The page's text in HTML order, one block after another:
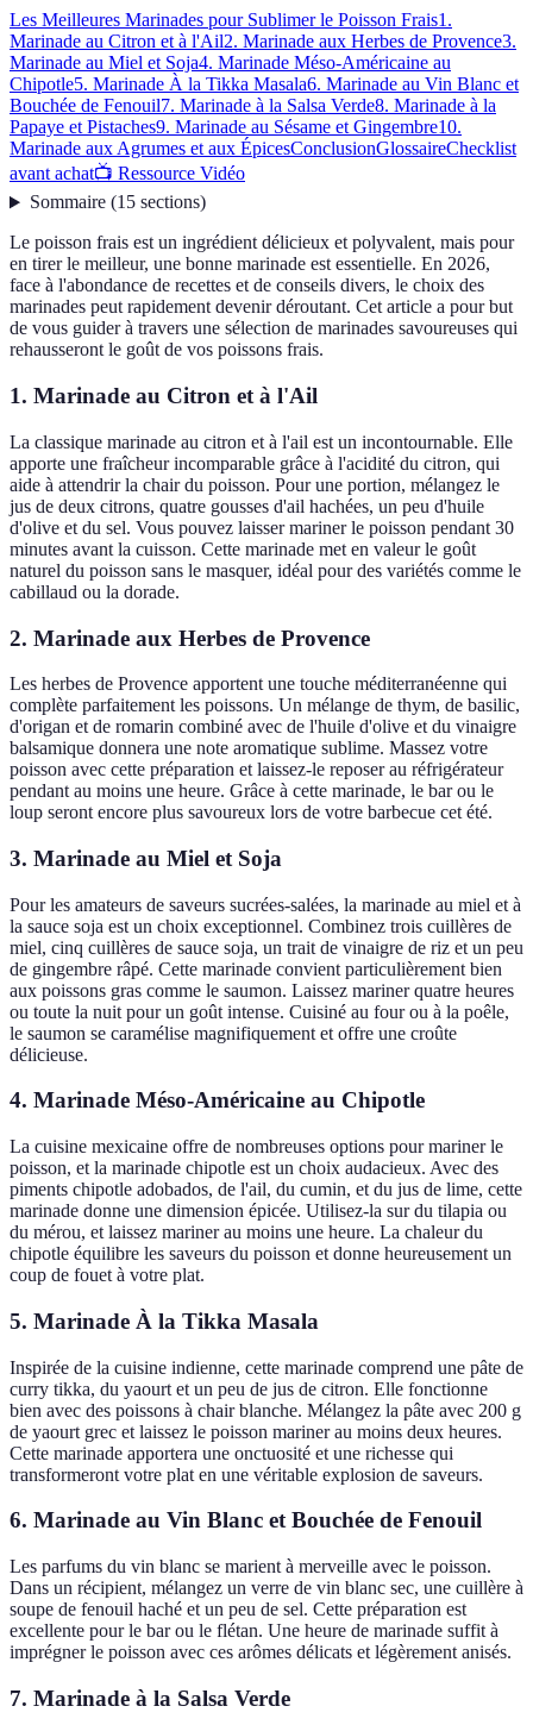
Les Meilleures Marinades pour Sublimer le Poisson Frais1.
Marinade au Citron et à l'Ail2. Marinade aux Herbes de Provence3.
Marinade au Miel et Soja4. Marinade Méso-Américaine au
Chipotle5. Marinade À la Tikka Masala6. Marinade au Vin Blanc et
Bouchée de Fenouil7. Marinade à la Salsa Verde8. Marinade à la
Papaye et Pistaches9. Marinade au Sésame et Gingembre10.
Marinade aux Agrumes et aux ÉpicesConclusionGlossaireChecklist
avant achat📺 Ressource Vidéo
Sommaire(15 sections)
Le poisson frais est un ingrédient délicieux et polyvalent, mais pour
en tirer le meilleur, une bonne marinade est essentielle. En 2026,
face à l'abondance de recettes et de conseils divers, le choix des
marinades peut rapidement devenir déroutant. Cet article a pour but
de vous guider à travers une sélection de marinades savoureuses qui
rehausseront le goût de vos poissons frais.
1. Marinade au Citron et à l'Ail
La classique marinade au citron et à l'ail est un incontournable. Elle
apporte une fraîcheur incomparable grâce à l'acidité du citron, qui
aide à attendrir la chair du poisson. Pour une portion, mélangez le
jus de deux citrons, quatre gousses d'ail hachées, un peu d'huile
d'olive et du sel. Vous pouvez laisser mariner le poisson pendant 30
minutes avant la cuisson. Cette marinade met en valeur le goût
naturel du poisson sans le masquer, idéal pour des variétés comme le
cabillaud ou la dorade.
2. Marinade aux Herbes de Provence
Les herbes de Provence apportent une touche méditerranéenne qui
complète parfaitement les poissons. Un mélange de thym, de basilic,
d'origan et de romarin combiné avec de l'huile d'olive et du vinaigre
balsamique donnera une note aromatique sublime. Massez votre
poisson avec cette préparation et laissez-le reposer au réfrigérateur
pendant au moins une heure. Grâce à cette marinade, le bar ou le
loup seront encore plus savoureux lors de votre barbecue cet été.
3. Marinade au Miel et Soja
Pour les amateurs de saveurs sucrées-salées, la marinade au miel et à
la sauce soja est un choix exceptionnel. Combinez trois cuillères de
miel, cinq cuillères de sauce soja, un trait de vinaigre de riz et un peu
de gingembre râpé. Cette marinade convient particulièrement bien
aux poissons gras comme le saumon. Laissez mariner quatre heures
ou toute la nuit pour un goût intense. Cuisiné au four ou à la poêle,
le saumon se caramélise magnifiquement et offre une croûte
délicieuse.
4. Marinade Méso-Américaine au Chipotle
La cuisine mexicaine offre de nombreuses options pour mariner le
poisson, et la marinade chipotle est un choix audacieux. Avec des
piments chipotle adobados, de l'ail, du cumin, et du jus de lime, cette
marinade donne une dimension épicée. Utilisez-la sur du tilapia ou
du mérou, et laissez mariner au moins une heure. La chaleur du
chipotle équilibre les saveurs du poisson et donne heureusement un
coup de fouet à votre plat.
5. Marinade À la Tikka Masala
Inspirée de la cuisine indienne, cette marinade comprend une pâte de
curry tikka, du yaourt et un peu de jus de citron. Elle fonctionne
bien avec des poissons à chair blanche. Mélangez la pâte avec 200 g
de yaourt grec et laissez le poisson mariner au moins deux heures.
Cette marinade apportera une onctuosité et une richesse qui
transformeront votre plat en une véritable explosion de saveurs.
6. Marinade au Vin Blanc et Bouchée de Fenouil
Les parfums du vin blanc se marient à merveille avec le poisson.
Dans un récipient, mélangez un verre de vin blanc sec, une cuillère à
soupe de fenouil haché et un peu de sel. Cette préparation est
excellente pour le bar ou le flétan. Une heure de marinade suffit à
imprégner le poisson avec ces arômes délicats et légèrement anisés.
7. Marinade à la Salsa Verde